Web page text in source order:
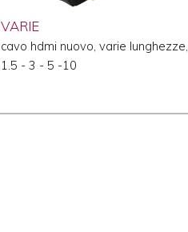
VARIE
cavo hdmi nuovo, varie lunghezze,
1.5 - 3 - 5 -10